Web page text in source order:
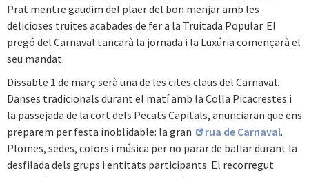
Prat mentre gaudim del plaer del bon menjar amb les
delicioses truites acabades de fer a la Truitada Popular. El
pregó del Carnaval tancarà la jornada i la Luxúria començarà el
seu mandat.
Dissabte 1 de març serà una de les cites claus del Carnaval.
Danses tradicionals durant el matí amb la Colla Picacrestes i
la passejada de la cort dels Pecats Capitals, anunciaran que ens
preparem per festa inoblidable: la gran
rua de Carnaval.
Plomes, sedes, colors i música per no parar de ballar durant la
desfilada dels grups i entitats participants. El recorregut